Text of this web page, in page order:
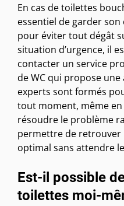
En cas de toilettes
essentiel de garder
pour éviter tout dégât
situation d’urgence, il
contacter un service
de WC qui propose une
experts sont formés
tout moment, même
résoudre le problème
permettre de
optimal sans attendre
Est-il possible
toilettes moi-